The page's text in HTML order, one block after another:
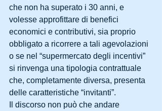
che non ha superato i 30 anni, e
volesse approfittare di benefici
economici e contributivi, sia proprio
obbligato a ricorrere a tali agevolazioni
o se nel “supermercato degli incentivi”
si rinvenga una tipologia contrattuale
che, completamente diversa, presenta
delle caratteristiche “invitanti”.
Il discorso non può che andare